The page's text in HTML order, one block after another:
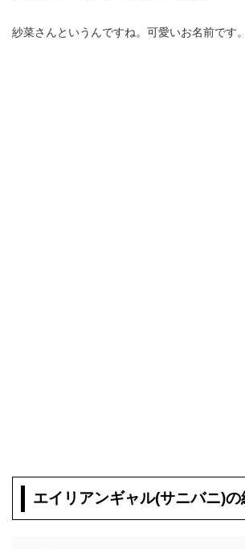
紗菜さんというんですね。可愛いお名前です。
エイリアンギャル(サニバニ)の